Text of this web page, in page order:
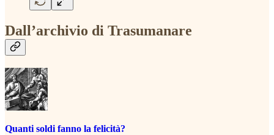
Dall’archivio di Trasumanare
Quanti soldi fanno la felicità?